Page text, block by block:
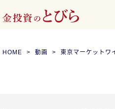
HOME 動画 東京マーケットワ